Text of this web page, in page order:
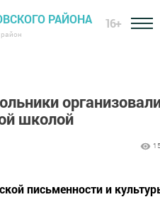
РАЙОНА 16+
школой
письменности и